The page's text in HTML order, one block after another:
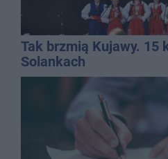
Tak brzmią Kujawy. 15
Solankach